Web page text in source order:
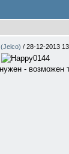
/ 28-12-2013
- возможен